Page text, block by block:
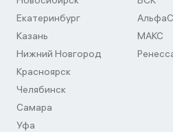
Екатеринбург
Казань
Нижний Новгород
Красноярск
Челябинск
Самара
Уфа
МАКС